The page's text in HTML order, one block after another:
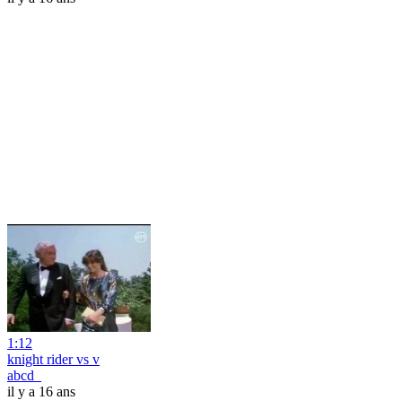
1:12
knight rider vs v
abcd_
il y a 16 ans